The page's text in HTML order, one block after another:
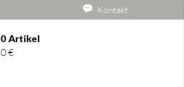
Kontakt
0Artikel
0 €